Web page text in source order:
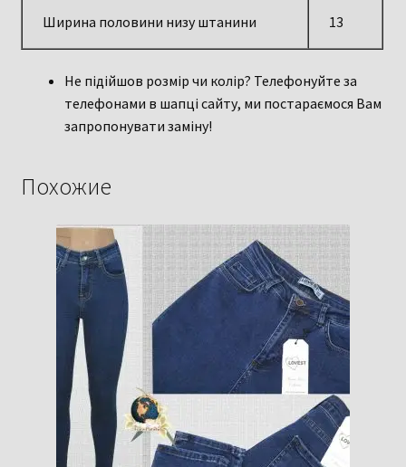
Ширина половини низу штанини 13
Не підійшов розмір чи колір? Телефонуйте за
телефонами в шапці сайту, ми постараємося Вам
запропонувати заміну!
Похожие